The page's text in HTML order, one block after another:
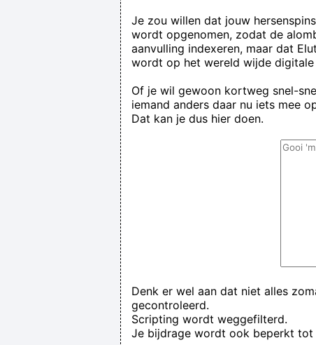
Je zou willen dat jouw
wordt opgenomen, zodat de
aanvulling indexeren, maar dat
wordt op het wereld wijde digitale
Of je wil gewoon kortweg snel-
iemand anders daar nu iets mee
Dat kan je dus hier doen.
Denk er wel aan dat niet alles
gecontroleerd.
Scripting wordt weggefilterd.
Je bijdrage wordt ook beperkt tot